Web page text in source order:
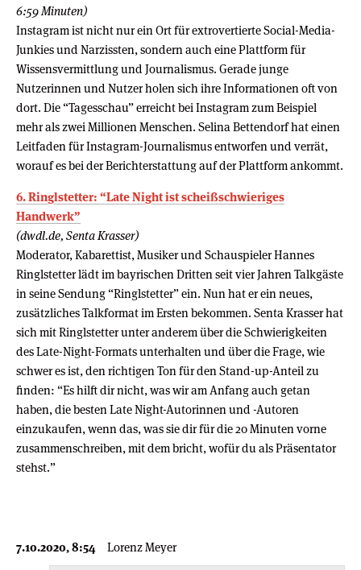
6:59 Minuten)
Instagram ist nicht nur ein Ort für extrovertierte Social-Media-
Junkies und Narzissten, sondern auch eine Plattform für
Wissensvermittlung und Journalismus. Gerade junge
Nutzerinnen und Nutzer holen sich ihre Informationen oft von
dort. Die “Tagesschau” erreicht bei Instagram zum Beispiel
mehr als zwei Millionen Menschen. Selina Bettendorf hat einen
Leitfaden für Instagram-Journalismus entworfen und verrät,
worauf es bei der Berichterstattung auf der Plattform ankommt.
6. Ringlstetter: “Late Night ist scheißschwieriges
Handwerk”
(dwdl.de, Senta Krasser)
Moderator, Kabarettist, Musiker und Schauspieler Hannes
Ringlstetter lädt im bayrischen Dritten seit vier Jahren Talkgäste
in seine Sendung “Ringlstetter” ein. Nun hat er ein neues,
zusätzliches Talkformat im Ersten bekommen. Senta Krasser hat
sich mit Ringlstetter unter anderem über die Schwierigkeiten
des Late-Night-Formats unterhalten und über die Frage, wie
schwer es ist, den richtigen Ton für den Stand-up-Anteil zu
finden: “Es hilft dir nicht, was wir am Anfang auch getan
haben, die besten Late Night-Autorinnen und -Autoren
einzukaufen, wenn das, was sie dir für die 20 Minuten vorne
zusammenschreiben, mit dem bricht, wofür du als Präsentator
stehst.”
7.10.2020, 8:54 Lorenz Meyer